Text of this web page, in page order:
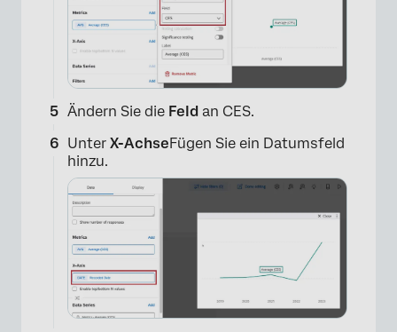
×
Ändern Sie die Feld an CES.
Unter X-AchseFügen Sie ein Datumsfeld
hinzu.